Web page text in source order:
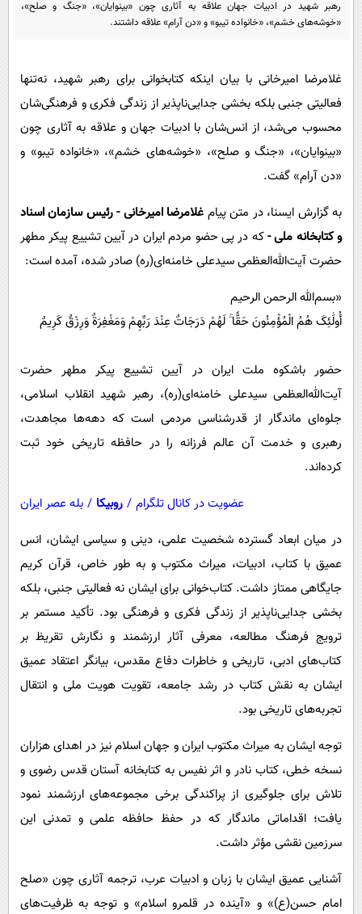
سرگرمی
حوادث
محیط زیست
سلامت
بین الملل
اجتماعی
پیامک
رهبر شهید در ادبیات جهان علاقه به آثاری چون «بینوایان»، «جنگ و صلح»،
«خوشه‌های خشم»، «خانواده تیبو» و «دن آرام» علاقه داشتند.
غلامرضا امیرخانی با بیان اینکه کتابخوانی برای رهبر شهید، نه‌تنها
فعالیتی جنبی بلکه بخشی جدایی‌ناپذیر از زندگی فکری و فرهنگی‌شان
محسوب می‌شد، از انس‌شان با ادبیات جهان و علاقه به آثاری چون
«بینوایان»، «جنگ و صلح»، «خوشه‌های خشم»، «خانواده تیبو» و
«دن آرام» گفت.
به گزارش ایسنا، در متن پیام غلامرضا امیرخانی - رئیس سازمان اسناد
و کتابخانه ملی -که در پی حضو مردم ایران در آیین تشییع پیکر مطهر
حضرت آیت‌الله‌العظمی سیدعلی خامنه‌ای(ره) صادر شده، آمده است:
«بسم‌الله الرحمن الرحیم
أُولَٰئِکَ هُمُ الْمُؤْمِنُونَ حَقًّا ۚ لَهُمْ دَرَجَاتٌ عِنْدَ رَبِّهِمْ وَمَغْفِرَةٌ وَرِزْقٌ کَرِیمٌ
حضور باشکوه ملت ایران در آیین تشییع پیکر مطهر حضرت
آیت‌الله‌العظمی سیدعلی خامنه‌ای(ره)، رهبر شهید انقلاب اسلامی،
جلوه‌ای ماندگار از قدرشناسی مردمی است که دهه‌ها مجاهدت،
رهبری و خدمت آن عالم فرزانه را در حافظه تاریخی خود ثبت
کرده‌اند.
عضویت در کانال تلگرام / روبیکا / بله عصر ایران
در میان ابعاد گسترده شخصیت علمی، دینی و سیاسی ایشان، انس
عمیق با کتاب، ادبیات، میراث مکتوب و به طور خاص، قرآن کریم
جایگاهی ممتاز داشت. کتاب‌خوانی برای ایشان نه فعالیتی جنبی، بلکه
بخشی جدایی‌ناپذیر از زندگی فکری و فرهنگی بود. تأکید مستمر بر
ترویج فرهنگ مطالعه، معرفی آثار ارزشمند و نگارش تقریظ بر
کتاب‌های ادبی، تاریخی و خاطرات دفاع مقدس، بیانگر اعتقاد عمیق
ایشان به نقش کتاب در رشد جامعه، تقویت هویت ملی و انتقال
تجربه‌های تاریخی بود.
توجه ایشان به میراث مکتوب ایران و جهان اسلام نیز در اهدای هزاران
نسخه خطی، کتاب نادر و اثر نفیس به کتابخانه آستان قدس رضوی و
تلاش برای جلوگیری از پراکندگی برخی مجموعه‌های ارزشمند نمود
یافت؛ اقداماتی ماندگار که در حفظ حافظه علمی و تمدنی این
سرزمین نقشی مؤثر داشت.
آشنایی عمیق ایشان با زبان و ادبیات عرب، ترجمه آثاری چون «صلح
امام حسن(ع)» و «آینده در قلمرو اسلام» و توجه به ظرفیت‌های